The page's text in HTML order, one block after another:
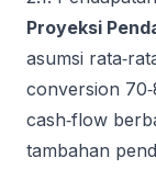
Proyeksi
asumsi
conversion
cash‑flow
tambahan